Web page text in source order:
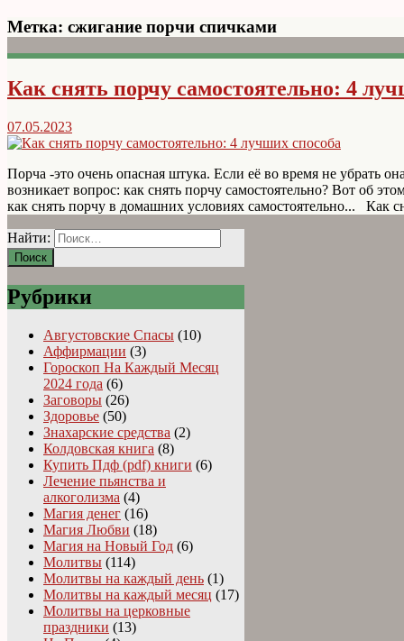
Метка: сжигание порчи спичками
Как снять порчу самостоятельно: 4
07.05.2023
Порча -это очень опасная штука. Если её во время не убрать
возникает вопрос: как снять порчу самостоятельно? Вот об
как снять порчу в домашних условиях самостоятельно... Как
Найти:
Рубрики
Августовские Спасы (10)
Аффирмации (3)
Гороскоп На Каждый Месяц
2024 года (6)
Заговоры (26)
Здоровье (50)
Знахарские средства (2)
Колдовская книга (8)
Купить Пдф (pdf) книги (6)
Лечение пьянства и
алкоголизма (4)
Магия денег (16)
Магия Любви (18)
Магия на Новый Год (6)
Молитвы (114)
Молитвы на каждый день (1)
Молитвы на каждый месяц (17)
Молитвы на церковные
праздники (13)